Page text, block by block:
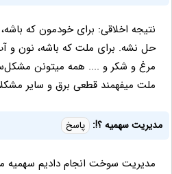
نتیجه اخلاقی: برای خودمون که
حل نشه. برای ملت که باشه، نون و
مرغ و شکر و .... همه میتونن
ملت میفهمند قطعی برق و سایر
مدیریت سهمیه ؟!: پاسخ